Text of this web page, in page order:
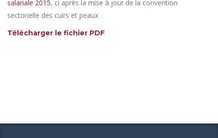
salariale 2015, ci après la mise à jour de la convention
sectorielle des cuirs et peaux
Télécharger le fichier PDF